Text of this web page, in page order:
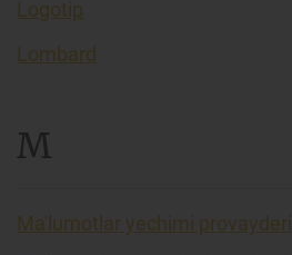
Logotip
Lombard
M
Ma'lumotlar yechimi provayderi